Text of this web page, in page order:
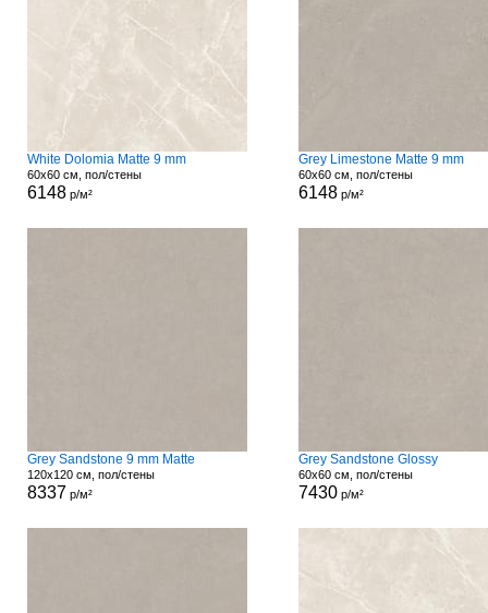
White Dolomia Matte 9 mm
60x60 см, пол/стены
6148 р/м²
Grey Limestone Matte 9 mm
60x60 см, пол/стены
6148 р/м²
Grey Sandstone 9 mm Matte
120x120 см, пол/стены
8337 р/м²
Grey Sandstone Glossy
60x60 см, пол/стены
7430 р/м²